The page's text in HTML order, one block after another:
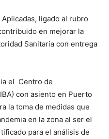
ligado al rubro
en mejorar la
Sanitaria con entrega
el Centro de
con asiento en Puerto
la toma de medidas que
en la zona al ser el
para el análisis de